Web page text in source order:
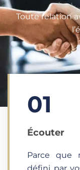
Toute relation
01
Écouter​
Parce que